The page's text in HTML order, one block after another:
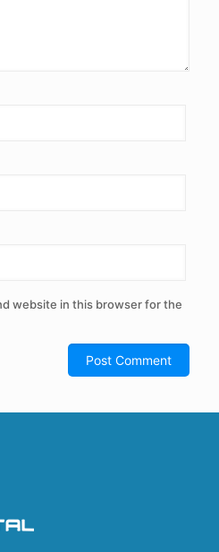
website in this browser for the